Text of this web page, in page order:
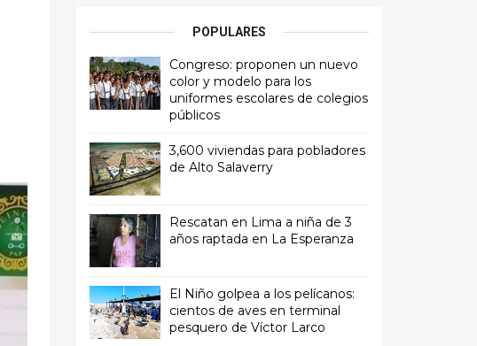
POPULARES
Congreso: proponen un nuevo
color y modelo para los
uniformes escolares de colegios
públicos
3,600 viviendas para pobladores
de Alto Salaverry
Rescatan en Lima a niña de 3
años raptada en La Esperanza
El Niño golpea a los pelícanos:
cientos de aves en terminal
pesquero de Víctor Larco